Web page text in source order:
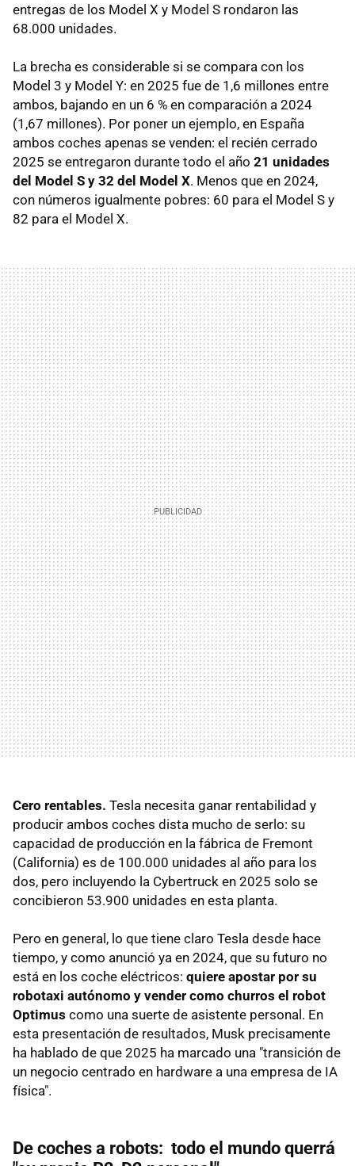
entregas de los Model X y Model S rondaron las
68.000 unidades.
La brecha es considerable si se compara con los
Model 3 y Model Y: en 2025 fue de 1,6 millones entre
ambos, bajando en un 6 % en comparación a 2024
(1,67 millones). Por poner un ejemplo, en España
ambos coches apenas se venden: el recién cerrado
2025 se entregaron durante todo el año 21 unidades
del Model S y 32 del Model X. Menos que en 2024,
con números igualmente pobres: 60 para el Model S y
82 para el Model X.
Cero rentables. Tesla necesita ganar rentabilidad y
producir ambos coches dista mucho de serlo: su
capacidad de producción en la fábrica de Fremont
(California) es de 100.000 unidades al año para los
dos, pero incluyendo la Cybertruck en 2025 solo se
concibieron 53.900 unidades en esta planta.
Pero en general, lo que tiene claro Tesla desde hace
tiempo, y como anunció ya en 2024, que su futuro no
está en los coche eléctricos: quiere apostar por su
robotaxi autónomo y vender como churros el robot
Optimus como una suerte de asistente personal. En
esta presentación de resultados, Musk precisamente
ha hablado de que 2025 ha marcado una "transición de
un negocio centrado en hardware a una empresa de IA
física".
De coches a robots: todo el mundo querrá